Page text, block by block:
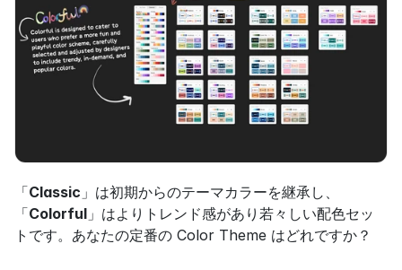
「Classic 」は初期からのテーマカラーを継承し、
「Colorful 」はよりトレンド感があり若々しい配色セッ
トです。あなたの定番の Color Theme はどれですか？